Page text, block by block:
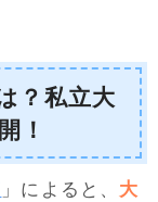
？私立大
！
」によると、 大